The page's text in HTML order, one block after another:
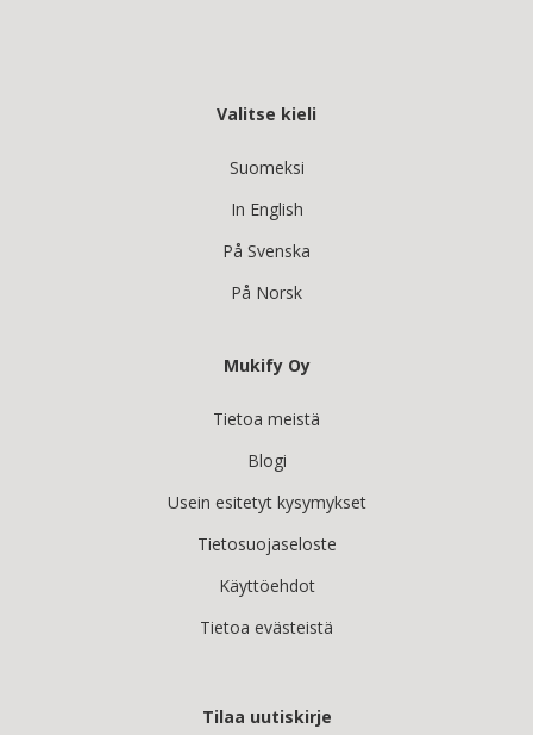
Valitse kieli
Suomeksi
In English
På Svenska
På Norsk
Mukify Oy
Tietoa meistä
Blogi
Usein esitetyt kysymykset
Tietosuojaseloste
Käyttöehdot
Tietoa evästeistä
Tilaa uutiskirje